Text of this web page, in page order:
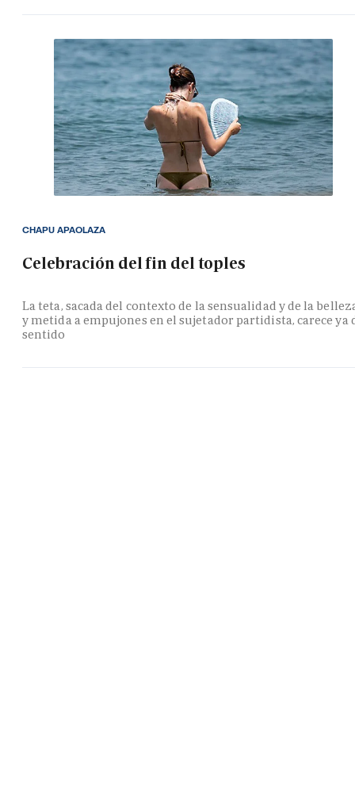
Celebración del fin del toples
La teta, sacada del contexto de la sensualidad y de la
y metida a empujones en el sujetador partidista, carece ya
sentido
CHAPU APAOLAZA